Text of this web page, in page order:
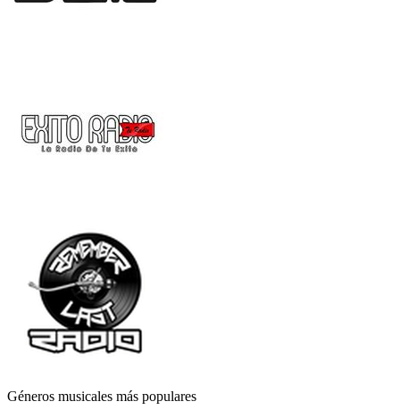
Géneros musicales más populares